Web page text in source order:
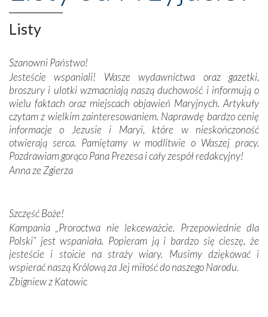
niepodległość kraju. Zachwyt budziła potężna, a zarazem
misterna architektura tych monumentalnych dzieł,
wspaniałe zdobienia, dbałość ich twórców o detale,
budowniczych.
Podążyliśmy też śladami fatimskich wizjonerów – Łucji
dos Santos oraz świętych Hiacynty i Franciszka Marto.
Modliliśmy się przy ich grobach. Odprawiliśmy Drogę
Krzyżową w ich rodzinnych stronach, odwiedziliśmy
domy, w których żyli.
W miejscu objawień Matki Bożej zapaliliśmy świece
Podczas tej kilkudniowej wyprawy na każdym kroku
spotykaliśmy się z serdeczną otwartością
Portugalczyków. Podziwialiśmy ich ludową sztukę i
zwyczaje. Mimo że nasze kraje są od siebie bardzo
oddalone, w żaden sposób nie czuliśmy się obco.
Sprawiła to oczywiście sama Matka Boża, ale też
kulturowa bliskość biorąca swój początek w naszej
Listy
Szanowni Państwo!
Jesteście wspaniali! Wasze wydawnictwa oraz gazetki,
broszury i ulotki wzmacniają naszą duchowość i informują o
wielu faktach oraz miejscach objawień Maryjnych. Artykuły
czytam z wielkim zainteresowaniem. Naprawdę bardzo cenię
informacje o Jezusie i Maryi, które w nieskończoność
otwierają serca. Pamiętamy w modlitwie o Waszej pracy.
Pozdrawiam gorąco Pana Prezesa i cały zespół redakcyjny!
Anna ze Zgierza
Szczęść Boże!
Kampania „Proroctwa nie lekceważcie. Przepowiednie dla
Polski” jest wspaniała. Popieram ją i bardzo się cieszę, że
jesteście i stoicie na straży wiary. Musimy dziękować i
wspierać naszą Królową za Jej miłość do naszego Narodu.
Zbigniew z Katowic